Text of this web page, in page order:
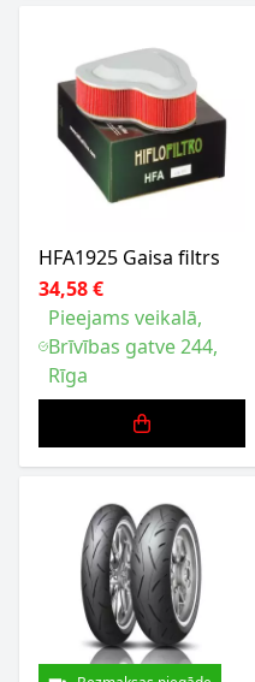
HFA1925 Gaisa filtrs
34,58 €
Pieejams veikalā,
Brīvības gatve 244,
Rīga